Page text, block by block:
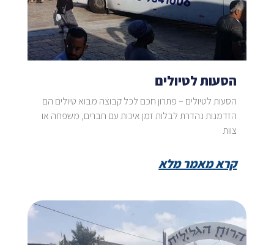
הסעות לטיולים
הסעות לטיולים – פתרון חכם לכל קבוצה מבוא טיולים הם
הזדמנות נהדרת לבלות זמן איכות עם חברים, משפחה או
צוות
קרא מאמר מלא